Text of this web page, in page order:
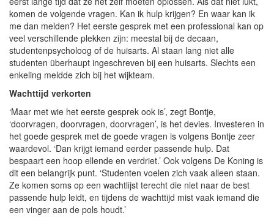
komen de volgende vragen. Kan ik hulp krijgen? En waar kan ik
me dan melden? Het eerste gesprek met een professional kan op
veel verschillende plekken zijn: meestal bij de decaan,
studentenpsycholoog of de huisarts. Al staan lang niet alle
studenten überhaupt ingeschreven bij een huisarts. Slechts een
enkeling meldde zich bij het wijkteam.
Wachttijd verkorten
‘Maar met wie het eerste gesprek ook is’, zegt Bontje,
‘doorvragen, doorvragen, doorvragen’, is het devies. Investeren in
het goede gesprek met de goede vragen is volgens Bontje zeer
waardevol. ‘Dan krijgt iemand eerder passende hulp. Dat
bespaart een hoop ellende en verdriet.’ Ook volgens De Koning is
dit een belangrijk punt. ‘Studenten voelen zich vaak alleen staan.
Ze komen soms op een wachtlijst terecht die niet naar de best
passende hulp leidt, en tijdens de wachttijd mist vaak iemand die
een vinger aan de pols houdt.’